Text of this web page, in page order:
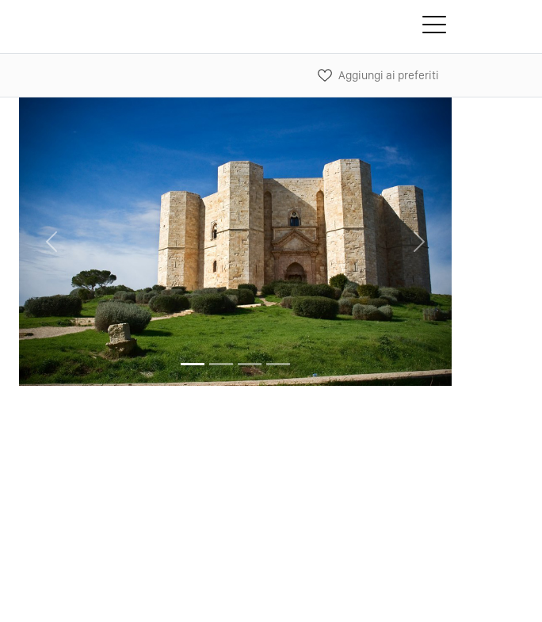
Aggiungi ai preferiti
Previous Next